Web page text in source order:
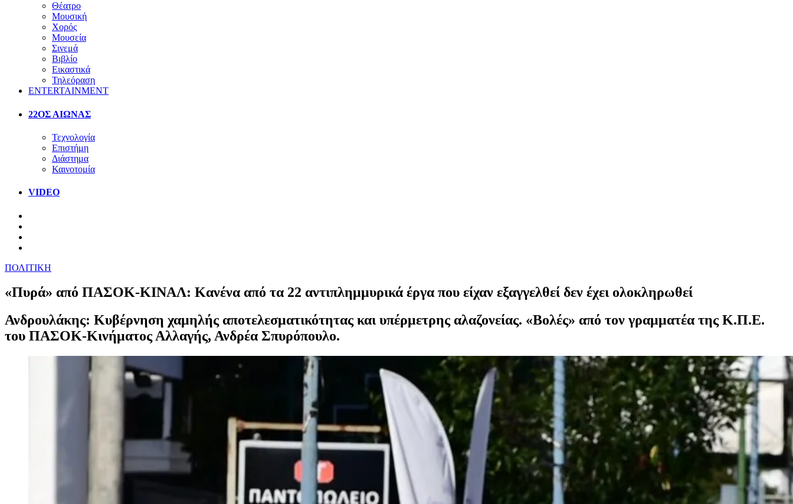
Θέατρο
Μουσική
Χορός
Μουσεία
Σινεμά
Βιβλίο
Εικαστικά
Τηλεόραση
ENTERTAINMENT
22ΟΣ ΑΙΩΝΑΣ
Τεχνολογία
Επιστήμη
Διάστημα
Καινοτομία
VIDEO
ΠΟΛΙΤΙΚΗ
«Πυρά» από ΠΑΣΟΚ-ΚΙΝΑΛ: Κανένα από τα 22 αντιπλημμυρικά έργα που είχαν εξαγγελθεί δεν έχει ολοκληρωθεί
Ανδρουλάκης: Κυβέρνηση χαμηλής αποτελεσματικότητας και υπέρμετρης αλαζονείας. «Βολές» από τον γραμματέα της Κ.Π.Ε.
του ΠΑΣΟΚ-Κινήματος Αλλαγής, Ανδρέα Σπυρόπουλο.